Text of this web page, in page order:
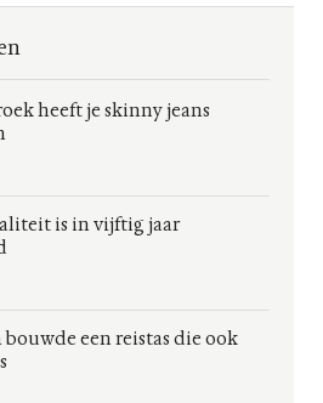
heeft je skinny jeans
is in vijftig jaar
bouwde een reistas die ook